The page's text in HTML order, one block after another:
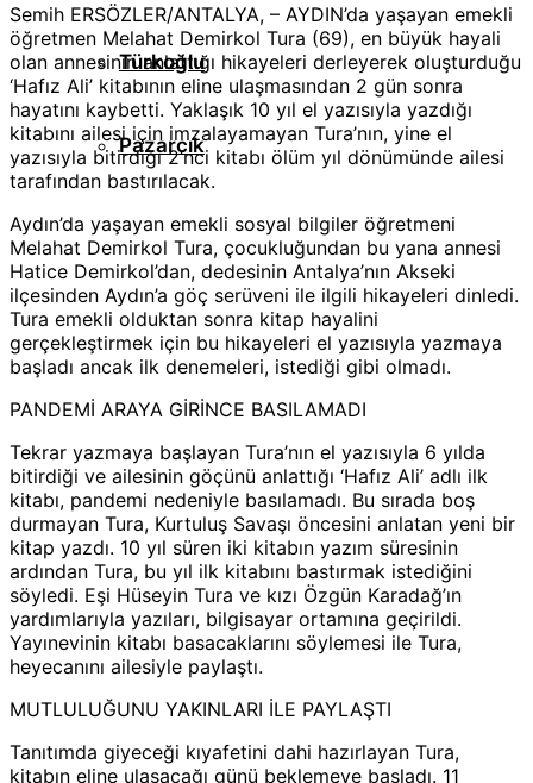
Türkoğlu
Pazarcık
Semih ERSÖZLER/ANTALYA, – AYDIN’da yaşayan emekli
öğretmen Melahat Demirkol Tura (69), en büyük hayali
olan annesinin anlattığı hikayeleri derleyerek oluşturduğu
‘Hafız Ali’ kitabının eline ulaşmasından 2 gün sonra
hayatını kaybetti. Yaklaşık 10 yıl el yazısıyla yazdığı
kitabını ailesi için imzalayamayan Tura’nın, yine el
yazısıyla bitirdiği 2’nci kitabı ölüm yıl dönümünde ailesi
tarafından bastırılacak.
Aydın’da yaşayan emekli sosyal bilgiler öğretmeni
Melahat Demirkol Tura, çocukluğundan bu yana annesi
Hatice Demirkol’dan, dedesinin Antalya’nın Akseki
ilçesinden Aydın’a göç serüveni ile ilgili hikayeleri dinledi.
Tura emekli olduktan sonra kitap hayalini
gerçekleştirmek için bu hikayeleri el yazısıyla yazmaya
başladı ancak ilk denemeleri, istediği gibi olmadı.
PANDEMİ ARAYA GİRİNCE BASILAMADI
Tekrar yazmaya başlayan Tura’nın el yazısıyla 6 yılda
bitirdiği ve ailesinin göçünü anlattığı ‘Hafız Ali’ adlı ilk
kitabı, pandemi nedeniyle basılamadı. Bu sırada boş
durmayan Tura, Kurtuluş Savaşı öncesini anlatan yeni bir
kitap yazdı. 10 yıl süren iki kitabın yazım süresinin
ardından Tura, bu yıl ilk kitabını bastırmak istediğini
söyledi. Eşi Hüseyin Tura ve kızı Özgün Karadağ’ın
yardımlarıyla yazıları, bilgisayar ortamına geçirildi.
Yayınevinin kitabı basacaklarını söylemesi ile Tura,
heyecanını ailesiyle paylaştı.
MUTLULUĞUNU YAKINLARI İLE PAYLAŞTI
Tanıtımda giyeceği kıyafetini dahi hazırlayan Tura,
kitabın eline ulaşacağı günü beklemeye başladı. 11